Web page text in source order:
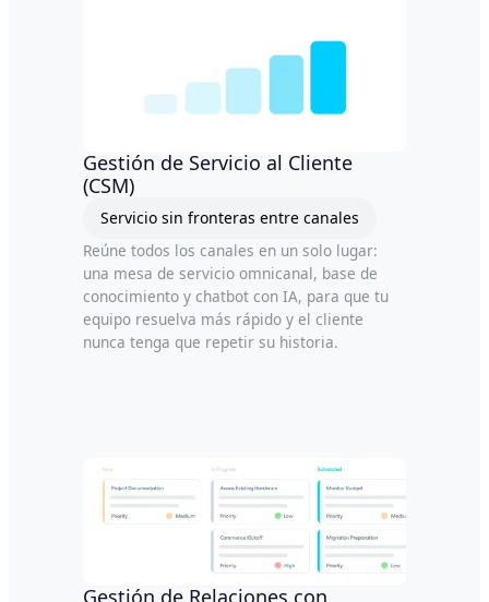
Gestión de Servicio al Cliente
(CSM)
Servicio sin fronteras entre canales
Reúne todos los canales en un solo lugar:
una mesa de servicio omnicanal, base de
conocimiento y chatbot con IA, para que tu
equipo resuelva más rápido y el cliente
nunca tenga que repetir su historia.
Gestión de Relaciones con